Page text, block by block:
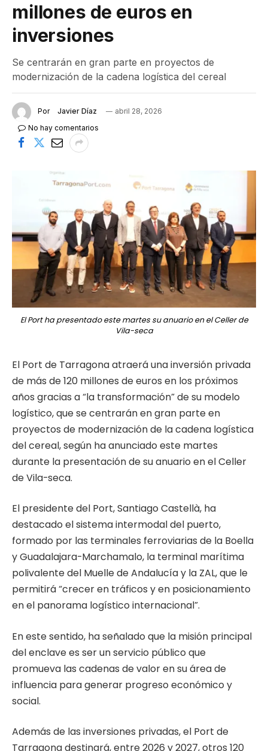
millones de euros en
inversiones
Se centrarán en gran parte en proyectos de
modernización de la cadena logística del cereal
Por Javier Díaz
abril 28, 2026
No hay comentarios
El Port ha presentado este martes su anuario en el Celler de
Vila-seca
El Port de Tarragona atraerá una inversión privada
de más de 120 millones de euros en los próximos
años gracias a “la transformación” de su modelo
logístico, que se centrarán en gran parte en
proyectos de modernización de la cadena logística
del cereal, según ha anunciado este martes
durante la presentación de su anuario en el Celler
de Vila-seca.
El presidente del Port, Santiago Castellà, ha
destacado el sistema intermodal del puerto,
formado por las terminales ferroviarias de la Boella
y Guadalajara-Marchamalo, la terminal marítima
polivalente del Muelle de Andalucía y la ZAL, que le
permitirá “crecer en tráficos y en posicionamiento
en el panorama logístico internacional”.
En este sentido, ha señalado que la misión principal
del enclave es ser un servicio público que
promueva las cadenas de valor en su área de
influencia para generar progreso económico y
social.
Además de las inversiones privadas, el Port de
Tarragona destinará, entre 2026 y 2027, otros 120